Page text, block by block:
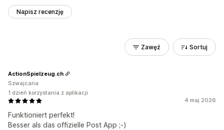
Napisz recenzję
Zawęź Sortuj
4 maj 2026
Funktioniert perfekt!
Besser als das offizielle Post App ;-)
ActionSpielzeug.ch
Szwajcaria
1 dzień korzystania z aplikacji